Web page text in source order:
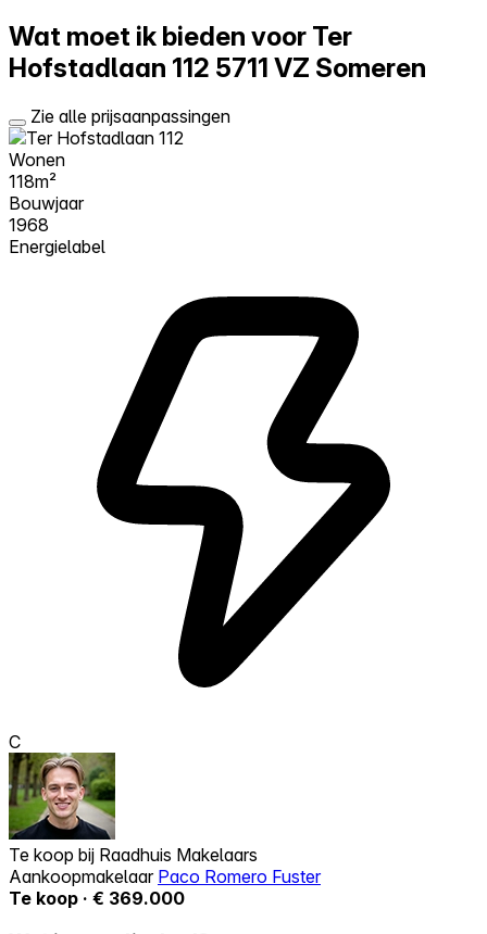
Wat moet ik bieden voor Ter
Hofstadlaan 112 5711 VZ Someren
Zie alle prijsaanpassingen
Wonen
118m²
Bouwjaar
1968
Energielabel
C
Te koop bij Raadhuis Makelaars
Aankoopmakelaar Paco Romero Fuster
Te koop · € 369.000